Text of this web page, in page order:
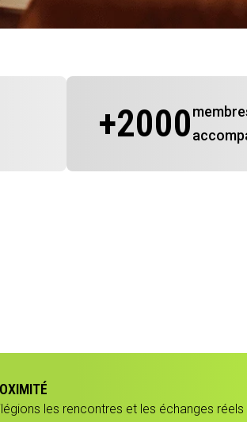
+2000
les rencontres et les échanges réels